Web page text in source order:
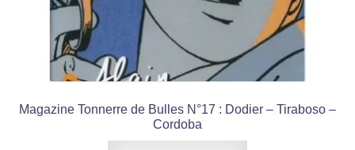
Magazine Tonnerre de Bulles N°17 : Dodier – Tiraboso –
Cordoba